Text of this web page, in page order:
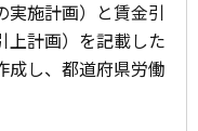
実施計画）と賃金引
上計画）を記載した
成し、都道府県労働